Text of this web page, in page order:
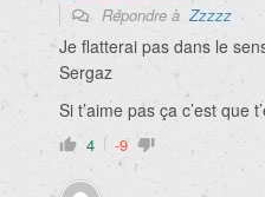
Répondre àZzzzz
Je flatterai pas dans le
Sergaz
Si t’aime pas ça c’est que
4 -9